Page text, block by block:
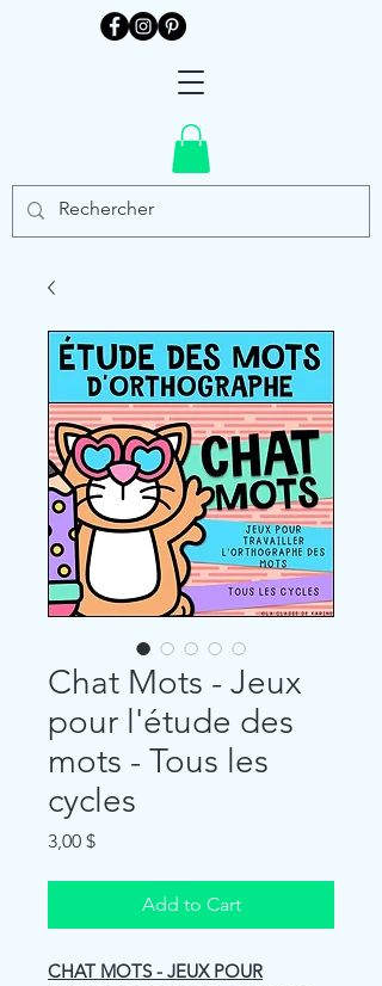
Chat Mots - Jeux
pour l'étude des
mots - Tous les
cycles
3,00 $Price
Add to Cart
CHAT MOTS - JEUX POUR